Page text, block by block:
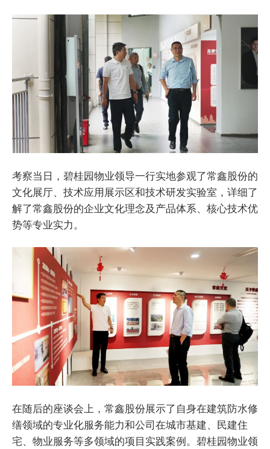
考察当日，碧桂园物业领导一行实地参观了常鑫股份的
文化展厅、技术应用展示区和技术研发实验室，详细了
解了常鑫股份的企业文化理念及产品体系、核心技术优
势等专业实力。
在随后的座谈会上，常鑫股份展示了自身在建筑防水修
缮领域的专业化服务能力和公司在城市基建、民建住
宅、物业服务等多领域的项目实践案例。碧桂园物业领